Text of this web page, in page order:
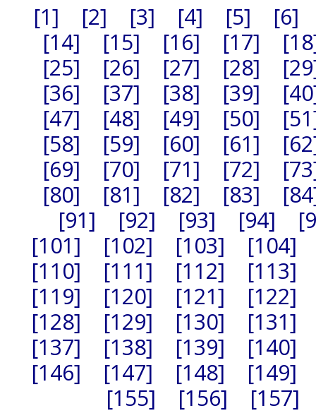
[1] [2] [3] [4] [5]
[6]
[14]
[15] [16] [17]
[25]
[26] [27] [28]
[36]
[37] [38] [39]
[47]
[48] [49] [50]
[58]
[59] [60] [61]
[69]
[70] [71] [72]
[80]
[81] [82] [83]
[91]
[92] [93] [94]
[101]
[102] [103]
[104]
[110]
[111] [112]
[113]
[119]
[120] [121]
[122]
[128]
[129] [130]
[131]
[137]
[138] [139]
[140]
[146]
[147] [148]
[149]
[155]
[156] [157]